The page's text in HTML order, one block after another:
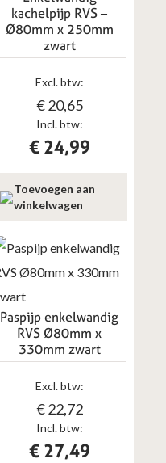
kachelpijp RVS –
Ø80mm x 250mm
zwart
Incl. btw:
€24,99
Excl. btw:
€20,65
Toevoegen aan
winkelwagen
Paspijp enkelwandig
RVS Ø80mm x
330mm zwart
Incl. btw:
€27,49
Excl. btw:
€22,72